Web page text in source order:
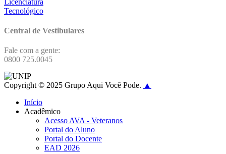
Licenciatura
Tecnológico
Central de Vestibulares
Fale com a gente:
0800 725.0045
Copyright © 2025 Grupo Aqui Você Pode. ▲
Início
Acadêmico
Acesso AVA - Veteranos
Portal do Aluno
Portal do Docente
EAD 2026